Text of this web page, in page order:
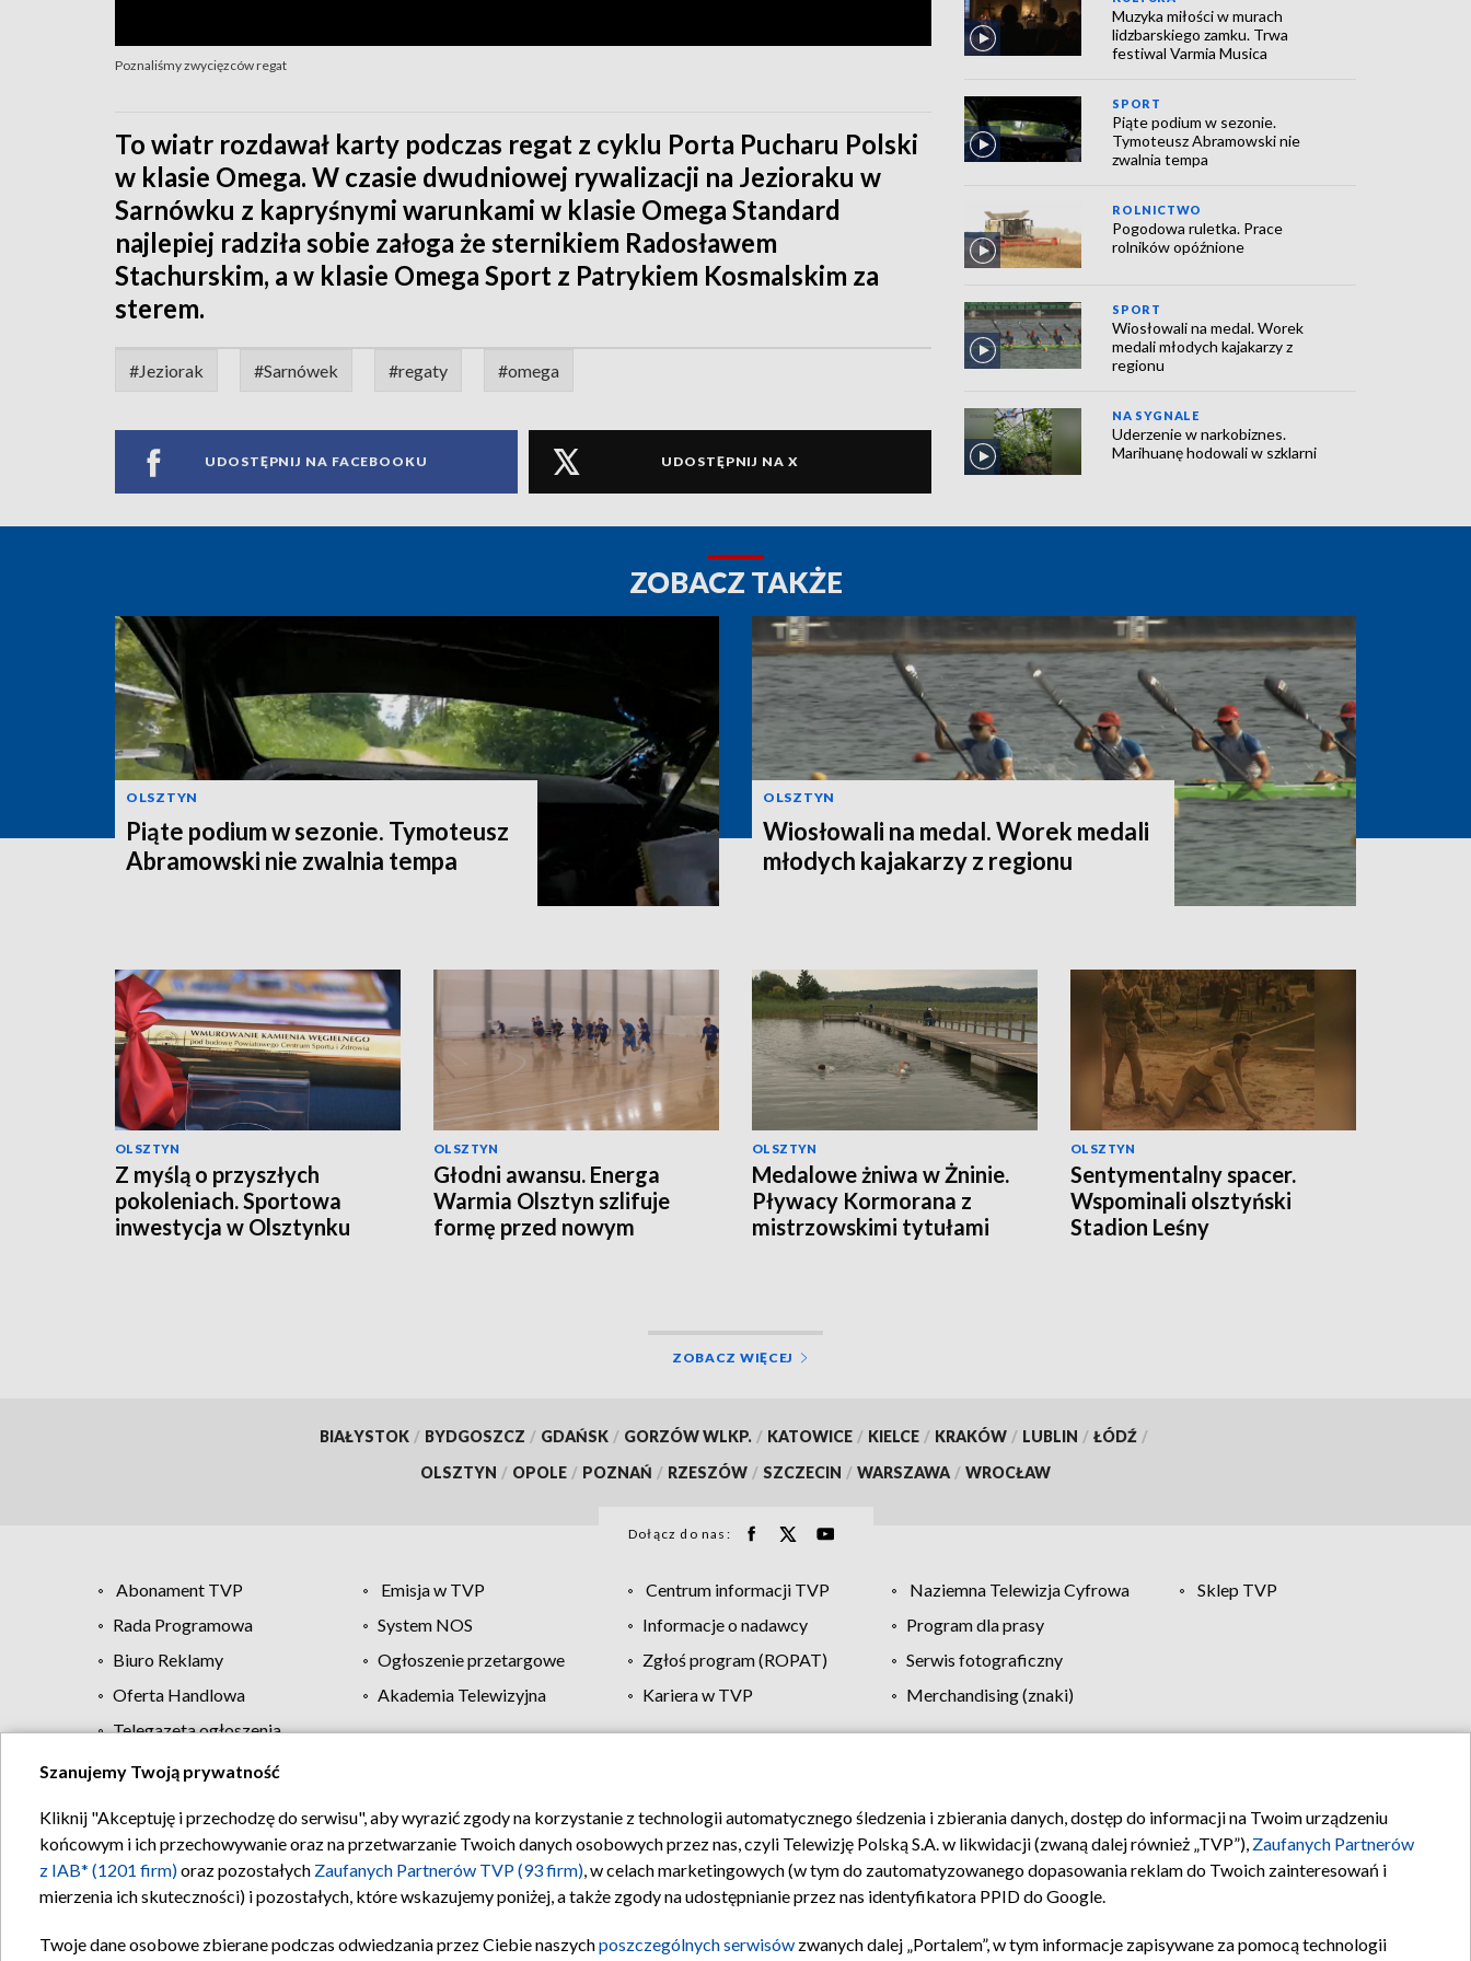
Poznaliśmy zwycięzców regat
To wiatr rozdawał karty podczas regat z cyklu Porta Pucharu Polski
w klasie Omega. W czasie dwudniowej rywalizacji na Jezioraku w
Sarnówku z kapryśnymi warunkami w klasie Omega Standard
najlepiej radziła sobie załoga że sternikiem Radosławem
Stachurskim, a w klasie Omega Sport z Patrykiem Kosmalskim za
sterem.
#Jeziorak #Sarnówek #regaty #omega
UDOSTĘPNIJ NA FACEBOOKU UDOSTĘPNIJ NA X
Muzyka miłości w murach
lidzbarskiego zamku. Trwa
festiwal Varmia Musica
SPORT
Piąte podium w sezonie.
Tymoteusz Abramowski nie
zwalnia tempa
ROLNICTWO
Pogodowa ruletka. Prace
rolników opóźnione
SPORT
Wiosłowali na medal. Worek
medali młodych kajakarzy z
regionu
NA SYGNALE
Uderzenie w narkobiznes.
Marihuanę hodowali w szklarni
ZOBACZ TAKŻE
OLSZTYN
Piąte podium w sezonie. Tymoteusz
Abramowski nie zwalnia tempa
OLSZTYN
Wiosłowali na medal. Worek medali
młodych kajakarzy z regionu
OLSZTYN
Z myślą o przyszłych
pokoleniach. Sportowa
inwestycja w Olsztynku
OLSZTYN
Głodni awansu. Energa
Warmia Olsztyn szlifuje
formę przed nowym
OLSZTYN
Medalowe żniwa w Żninie.
Pływacy Kormorana z
mistrzowskimi tytułami
OLSZTYN
Sentymentalny spacer.
Wspominali olsztyński
Stadion Leśny
ZOBACZ WIĘCEJ
BIAŁYSTOK / BYDGOSZCZ / GDAŃSK / GORZÓW WLKP. / KATOWICE / KIELCE / KRAKÓW / LUBLIN / ŁÓDŹ /
OLSZTYN / OPOLE / POZNAŃ / RZESZÓW / SZCZECIN / WARSZAWA / WROCŁAW
Dołącz do nas:
Abonament TVP Emisja w TVP Centrum informacji TVP Naziemna Telewizja Cyfrowa
Sklep TVP
Rada Programowa
System NOS Informacje o nadawcy
Program dla prasy
Biuro Reklamy
Ogłoszenie przetargowe Zgłoś program (ROPAT)
Serwis fotograficzny
Oferta Handlowa
Akademia Telewizyjna Kariera w TVP
Merchandising (znaki)
Telegazeta ogłoszenia
Regulamin TVP Polityka prywatności Moje zgody Pomoc Biuro reklamy Kontakt
Szanujemy Twoją prywatność
Kliknij "Akceptuję i przechodzę do serwisu", aby wyrazić zgody na korzystanie z technologii automatycznego śledzenia i zbierania danych, dostęp do informacji na Twoim urządzeniu
końcowym i ich przechowywanie oraz na przetwarzanie Twoich danych osobowych przez nas, czyli Telewizję Polską S.A. w likwidacji (zwaną dalej również „TVP”), Zaufanych Partnerów
z IAB* (1201 firm)oraz pozostałych Zaufanych Partnerów TVP (93 firm), w celach marketingowych (w tym do zautomatyzowanego dopasowania reklam do Twoich zainteresowań i
mierzenia ich skuteczności) i pozostałych, które wskazujemy poniżej, a także zgody na udostępnianie przez nas identyfikatora PPID do Google.
Twoje dane osobowe zbierane podczas odwiedzania przez Ciebie naszychposzczególnych serwisów zwanych dalej „Portalem”, w tym informacje zapisywane za pomocą technologii